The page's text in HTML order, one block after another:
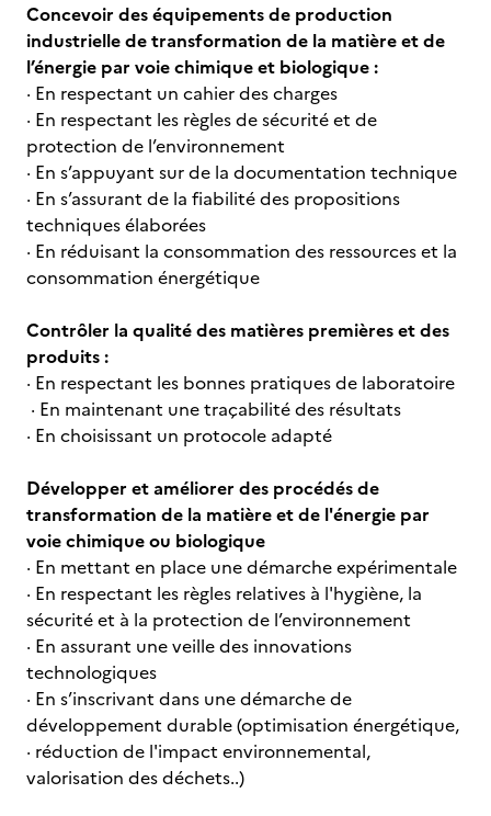
Concevoir des équipements de production
industrielle de transformation de la matière et de
l’énergie par voie chimique et biologique :
· En respectant un cahier des charges
· En respectant les règles de sécurité et de
protection de l’environnement
· En s’appuyant sur de la documentation technique
· En s’assurant de la fiabilité des propositions
techniques élaborées
· En réduisant la consommation des ressources et la
consommation énergétique
Contrôler la qualité des matières premières et des
produits :
· En respectant les bonnes pratiques de laboratoire
· En maintenant une traçabilité des résultats
· En choisissant un protocole adapté
Développer et améliorer des procédés de
transformation de la matière et de l'énergie par
voie chimique ou biologique
· En mettant en place une démarche expérimentale
· En respectant les règles relatives à l'hygiène, la
sécurité et à la protection de l’environnement
· En assurant une veille des innovations
technologiques
· En s’inscrivant dans une démarche de
développement durable (optimisation énergétique,
· réduction de l'impact environnemental,
valorisation des déchets..)